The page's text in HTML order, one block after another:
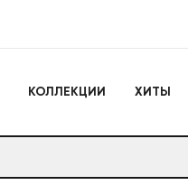
КОЛЛЕКЦИИ ХИТЫ
Игрушки
Actiontoys
Антистрессы